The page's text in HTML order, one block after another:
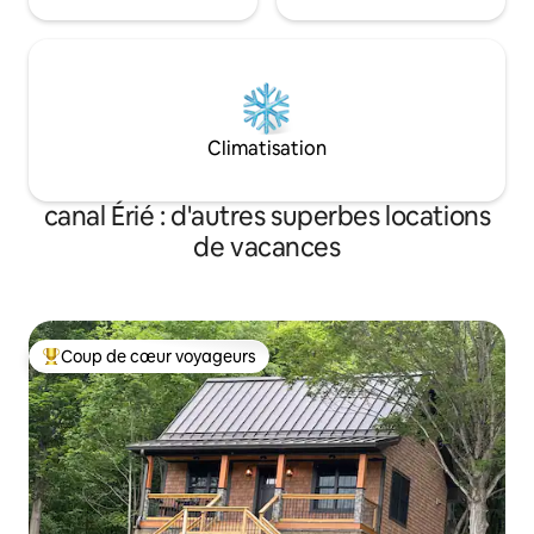
Climatisation
canal Érié : d'autres superbes locations
de vacances
Coups de cœur voyageurs les plus appréciés
Coup de cœur voyageurs